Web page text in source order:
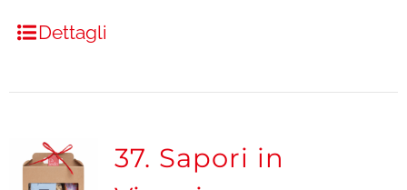
Dettagli
37. Sapori in